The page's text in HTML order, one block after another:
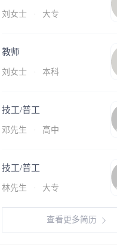
刘女士 · 大专
教师
刘女士 · 本科
技工/普工
邓先生 · 高中
技工/普工
林先生 · 大专
查看更多简历